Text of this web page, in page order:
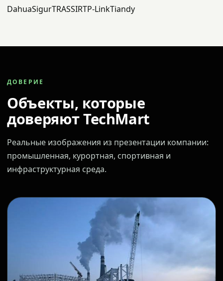
DahuaSigurTRASSIRTP-LinkTiandy
ДОВЕРИЕ
Объекты, которые
доверяют TechMart
Реальные изображения из презентации компании:
промышленная, курортная, спортивная и
инфраструктурная среда.